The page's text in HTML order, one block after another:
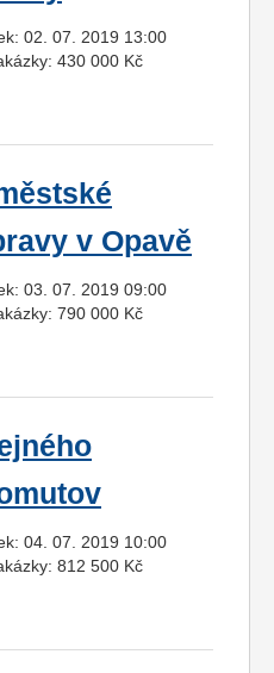
02. 07. 2019 13:00
430 000 Kč
v Opavě
03. 07. 2019 09:00
790 000 Kč
04. 07. 2019 10:00
812 500 Kč